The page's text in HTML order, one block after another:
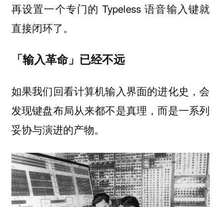
再设置一个专门的 Typeless 语音输入键就
直接闭环了。
「输入革命」已经不远
如果我们回看计算机输入界面的进化史，会
发现键盘布局从来都不是真理，而是一系列
妥协与演进的产物。